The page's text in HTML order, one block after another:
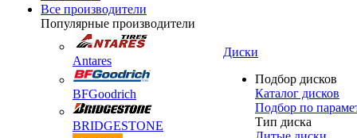
Все производители
Популярные производители
Antares
BFGoodrich
BRIDGESTONE
Диски
Подбор дисков
Каталог дисков
Подбор по
Тип диска